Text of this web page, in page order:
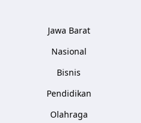
Jawa Barat
Nasional
Bisnis
Pendidikan
Olahraga